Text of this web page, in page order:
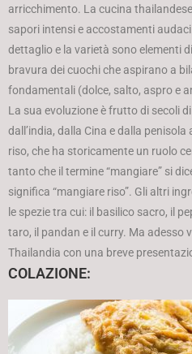
arricchimento. La cucina
sapori intensi e accostamenti
dettaglio e la varietà sono elementi
bravura dei cuochi che aspirano a
fondamentali (dolce, salto, aspro e
La sua evoluzione è frutto di secoli
dall’india, dalla Cina e dalla
riso, che ha storicamente un ruolo
tanto che il termine “mangiare” si
significa “mangiare riso”. Gli altri
le spezie tra cui: il basilico sacro, il
taro, il pandan e il curry. Ma adesso
Thailandia con una breve
COLAZIONE: